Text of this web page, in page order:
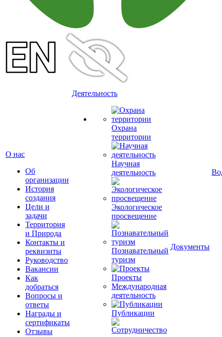
О нас
Об
организации
История
создания
Цели и
задачи
Территория
и Природа
Контакты и
реквизиты
Руководство
Вакансии
Как
добраться
Вопросы и
ответы
Награды и
сертификаты
Отзывы
Деятельность
Охрана
территории
Научная
деятельность
Экологическое
просвещение
Познавательный
туризм
Проекты
Международная
деятельность
Публикации
Документы